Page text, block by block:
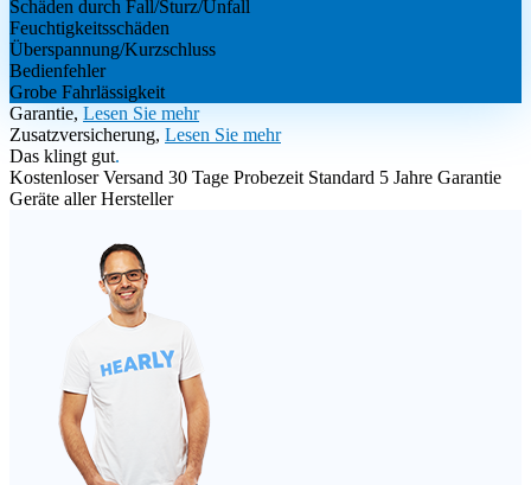
Schäden durch Fall/Sturz/Unfall
Feuchtigkeitsschäden
Überspannung/Kurzschluss
Bedienfehler
Grobe Fahrlässigkeit
Garantie, Lesen Sie mehr
Zusatzversicherung, Lesen Sie mehr
Das klingt gut.
Kostenloser Versand 30 Tage Probezeit Standard 5 Jahre Garantie
Geräte aller Hersteller